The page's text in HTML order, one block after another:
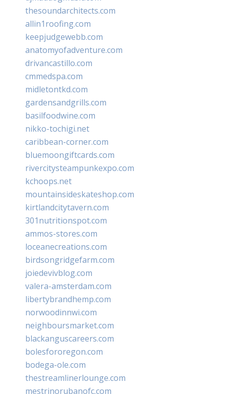
thesoundarchitects.com
allin1roofing.com
keepjudgewebb.com
anatomyofadventure.com
drivancastillo.com
cmmedspa.com
midletontkd.com
gardensandgrills.com
basilfoodwine.com
nikko-tochigi.net
caribbean-corner.com
bluemoongiftcards.com
rivercitysteampunkexpo.com
kchoops.net
mountainsideskateshop.com
kirtlandcitytavern.com
301nutritionspot.com
ammos-stores.com
loceanecreations.com
birdsongridgefarm.com
joiedevivblog.com
valera-amsterdam.com
libertybrandhemp.com
norwoodinnwi.com
neighboursmarket.com
blackanguscareers.com
bolesfororegon.com
bodega-ole.com
thestreamlinerlounge.com
mestrinorubanofc.com